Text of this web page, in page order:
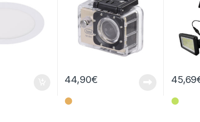
44,90€
⬤
45,69
⬤